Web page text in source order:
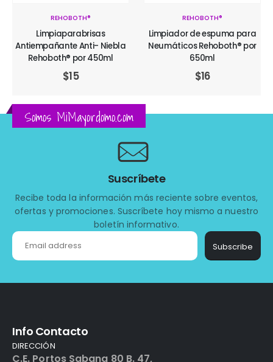
REHOBOTH®
Limpiaparabrisas
Antiempañante Anti- Niebla
Rehoboth® por 450ml
$15
REHOBOTH®
Limpiador de espuma para
Neumáticos Rehoboth® por
650ml
$16
Somos MiMayordomo.com
Suscríbete
Recibe toda la información más reciente sobre eventos,
ofertas y promociones. Suscríbete hoy mismo a nuestro
boletín informativo.
Subscribe
Info Contacto
DIRECCIÓN
C.E. Portos Sabana 80 B. 47,